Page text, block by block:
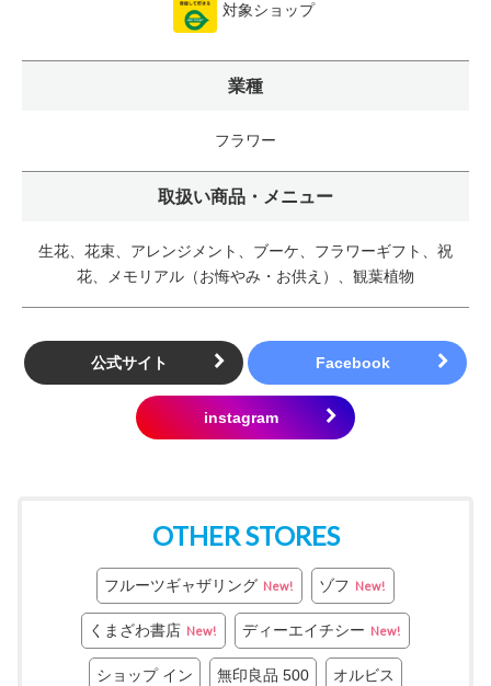
対象ショップ
業種
フラワー
取扱い商品・メニュー
生花、花束、アレンジメント、ブーケ、フラワーギフト、祝
花、メモリアル（お悔やみ・お供え）、観葉植物
公式サイト
OTHER STORES
フルーツギャザリング New! ゾフ New!
くまざわ書店 New! ディーエイチシー New!
ショップ イン 無印良品 500 オルビス